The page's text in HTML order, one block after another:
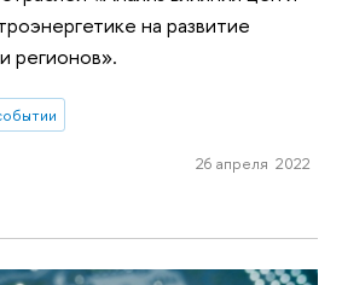
на развитие
регионов».
26 апреля 2022